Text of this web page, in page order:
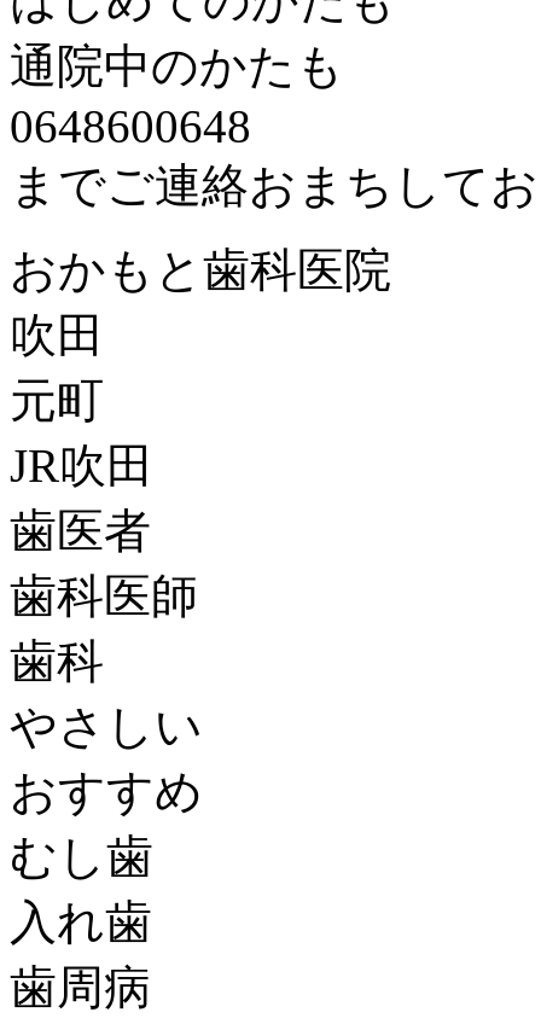
通院中のかたも
0648600648
までご連絡おまちして
おかもと歯科医院
吹田
元町
JR吹田
歯医者
歯科医師
歯科
やさしい
おすすめ
むし歯
入れ歯
歯周病